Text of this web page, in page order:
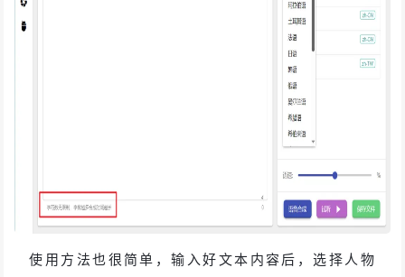
使用方法也很简单，输入好文本内容后，选择人物